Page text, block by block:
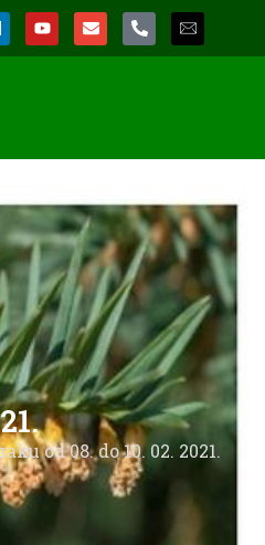
od 08. do 10. 02. 2021.